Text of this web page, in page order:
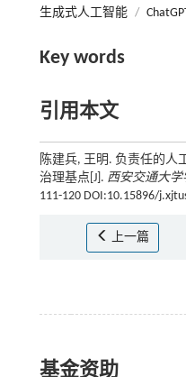
生成式人工智能 /
Key words
引用本文
陈建兵, 王明. 负责任的人
治理基点[J]. 西安交通大学
111-120 DOI:10.15896/
上一篇
基金资助